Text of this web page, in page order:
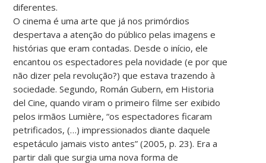
diferentes.
O cinema é uma arte que já nos primórdios
despertava a atenção do público pelas imagens e
histórias que eram contadas. Desde o início, ele
encantou os espectadores pela novidade (e por que
não dizer pela revolução?) que estava trazendo à
sociedade. Segundo, Román Gubern, em Historia
del Cine, quando viram o primeiro filme ser exibido
pelos irmãos Lumière, “os espectadores ficaram
petrificados, (…) impressionados diante daquele
espetáculo jamais visto antes” (2005, p. 23). Era a
partir dali que surgia uma nova forma de